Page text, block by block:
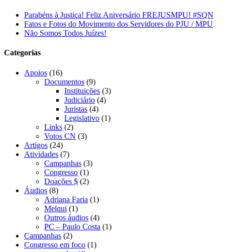
Parabéns à Justiça! Feliz Aniversário FREJUSMPU! #SQN
Fatos e Fotos do Movimento dos Servidores do PJU / MPU
Não Somos Todos Juízes!
Categorias
Apoios (16)
Documentos (9)
Instituições (3)
Judiciário (4)
Juristas (4)
Legislativo (1)
Links (2)
Votos CN (3)
Artigos (24)
Atividades (7)
Campanhas (3)
Congresso (1)
Doações $ (2)
Áudios (8)
Adriana Faria (1)
Melqui (1)
Outros áudios (4)
PC – Paulo Costa (1)
Campanhas (2)
Congresso em foco (1)